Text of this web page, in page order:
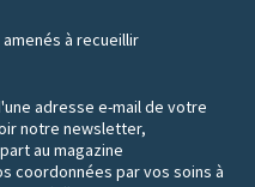
à recueillir
adresse e-mail de votre
notre newsletter,
au magazine
coordonnées par vos soins à